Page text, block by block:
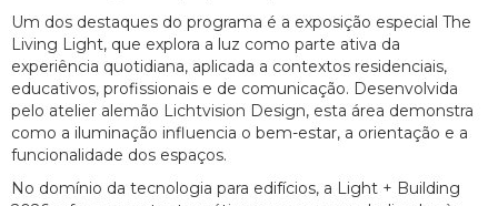
Um dos destaques do programa é a exposição especial The
Living Light, que explora a luz como parte ativa da
experiência quotidiana, aplicada a contextos residenciais,
educativos, profissionais e de comunicação. Desenvolvida
pelo atelier alemão Lichtvision Design, esta área demonstra
como a iluminação influencia o bem-estar, a orientação e a
funcionalidade dos espaços.
No domínio da tecnologia para edifícios, a Light + Building